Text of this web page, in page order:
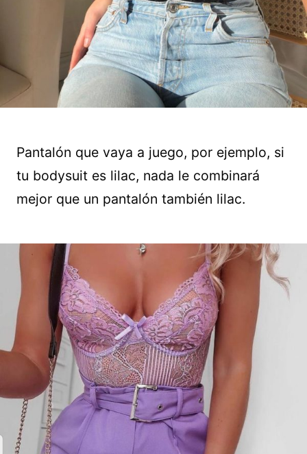
Pantalón que vaya a juego, por ejemplo, si
tu bodysuit es lilac, nada le combinará
mejor que un pantalón también lilac.